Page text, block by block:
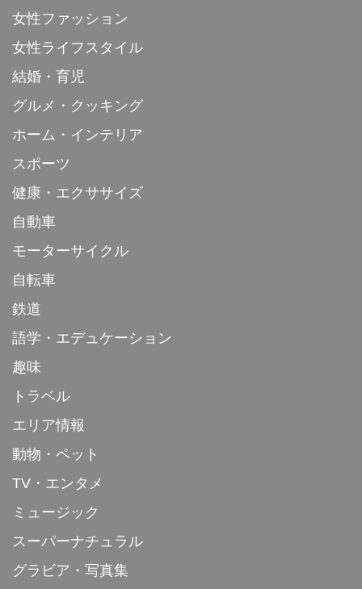
女性ファッション
女性ライフスタイル
結婚・育児
グルメ・クッキング
ホーム・インテリア
スポーツ
健康・エクササイズ
自動車
モーターサイクル
自転車
鉄道
語学・エデュケーション
趣味
トラベル
エリア情報
動物・ペット
TV・エンタメ
ミュージック
スーパーナチュラル
グラビア・写真集